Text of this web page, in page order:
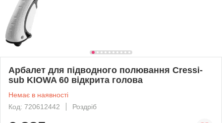
Арбалет для підводного полювання Cressi-
sub KIOWA 60 відкрита голова
Немає в наявності
Код: 720612442
Роздріб